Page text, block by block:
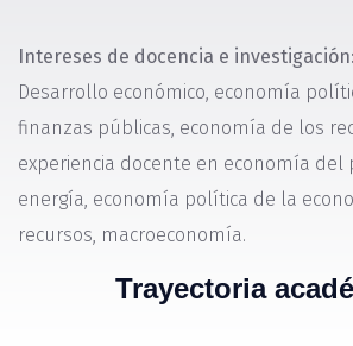
Intereses de docencia e investigación:
Desarrollo económico, economía
finanzas públicas, economía de los
experiencia docente en economía del
energía, economía política de la
recursos, macroeconomía.
Trayectoria